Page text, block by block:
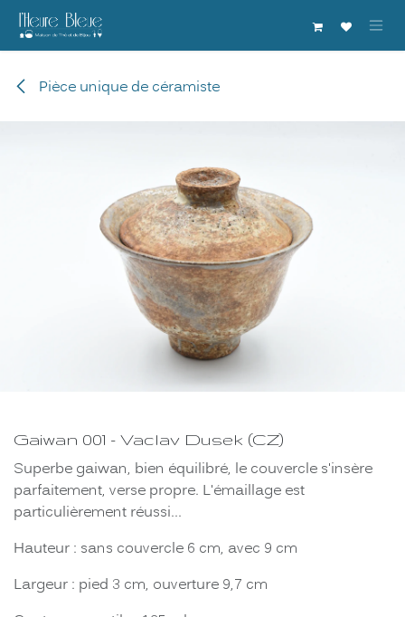
Se rendre au contenu
Pièce unique de céramiste
Gaiwan 001 - Vaclav Dusek (CZ)
Superbe gaiwan, bien équilibré, le couvercle s'insère
parfaitement, verse propre. L'émaillage est
particulièrement réussi...
Hauteur : sans couvercle 6 cm, avec 9 cm
Largeur : pied 3 cm, ouverture 9,7 cm